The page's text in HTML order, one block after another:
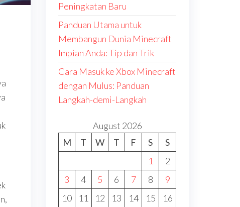
Peningkatan Baru
Panduan Utama untuk
Membangun Dunia Minecraft
Impian Anda: Tip dan Trik
Cara Masuk ke Xbox Minecraft
dengan Mulus: Panduan
Langkah-demi-Langkah
August 2026
M
T W T F S
S
1
2
3
4 5 6 7 8
9
10
11 12 13 14 15
16